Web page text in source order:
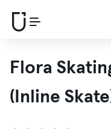
Flora
(Inline